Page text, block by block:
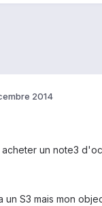
2014
un note3
un S3 mais mon